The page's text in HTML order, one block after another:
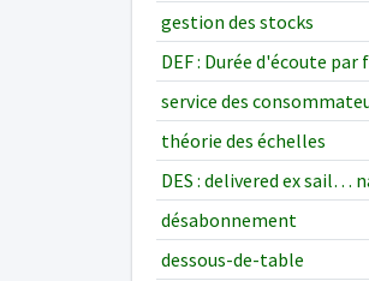
gestion des stocks
DEF : Durée d'écoute par
service des
théorie des échelles
DES : delivered ex sail…
désabonnement
dessous-de-table